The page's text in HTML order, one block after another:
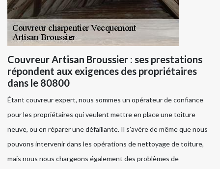
Couvreur Artisan Broussier : ses prestations
répondent aux exigences des propriétaires
dans le 80800
Étant couvreur expert, nous sommes un opérateur de confiance
pour les propriétaires qui veulent mettre en place une toiture
neuve, ou en réparer une défaillante. Il s’avère de même que nous
pouvons intervenir dans les opérations de nettoyage de toiture,
mais nous nous chargeons également des problèmes de